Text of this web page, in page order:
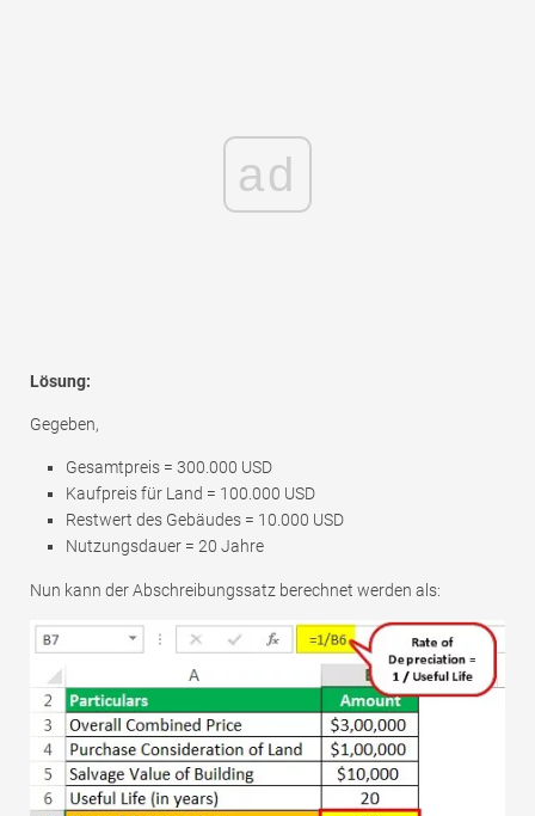
ad
Lösung:
Gegeben,
Gesamtpreis = 300.000 USD
Kaufpreis für Land = 100.000 USD
Restwert des Gebäudes = 10.000 USD
Nutzungsdauer = 20 Jahre
Nun kann der Abschreibungssatz berechnet werden als: